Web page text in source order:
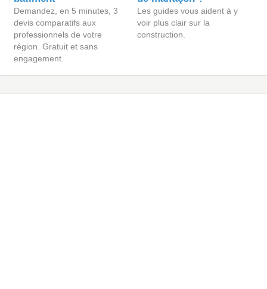
Demandez, en 5 minutes, 3
devis comparatifs aux
professionnels de votre
région. Gratuit et sans
engagement.
Les guides vous aident à y
voir plus clair sur la
construction.